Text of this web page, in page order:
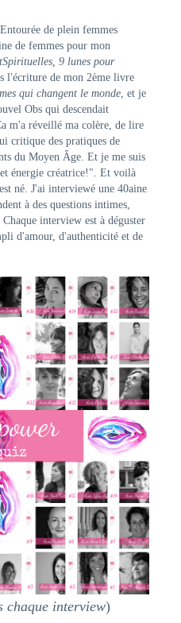
Entourée de plein femmes
de femmes pour mon
9 lunes pour
l'écriture de mon 2ème livre
qui changent le monde, et je
Obs qui descendait
m'a réveillé ma colère, de lire
critique des pratiques de
du Moyen Âge. Et je me suis
énergie créatrice!". Et voilà
né. J'ai interviewé une 40aine
à des questions intimes,
interview est à déguster
d'amour, d'authenticité et de
chaque interview)